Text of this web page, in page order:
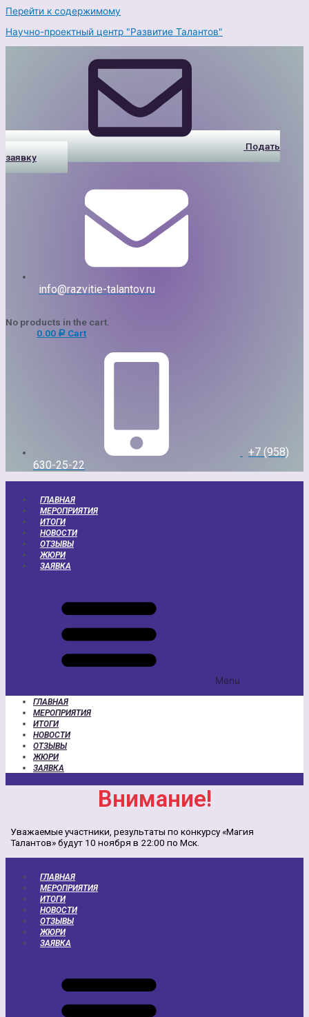
Перейти к содержимому
Научно-проектный центр "Развитие Талантов"
Подать
заявку
info@razvitie-talantov.ru
No products in the cart.
0.00 Р Cart
+7 (958)
630-25-22
ГЛАВНАЯ
МЕРОПРИЯТИЯ
ИТОГИ
НОВОСТИ
ОТЗЫВЫ
ЖЮРИ
ЗАЯВКА
Menu
ГЛАВНАЯ
МЕРОПРИЯТИЯ
ИТОГИ
НОВОСТИ
ОТЗЫВЫ
ЖЮРИ
ЗАЯВКА
Внимание!
Уважаемые участники, результаты по конкурсу «Магия
Талантов» будут 10 ноября в 22:00 по Мск.
ГЛАВНАЯ
МЕРОПРИЯТИЯ
ИТОГИ
НОВОСТИ
ОТЗЫВЫ
ЖЮРИ
ЗАЯВКА